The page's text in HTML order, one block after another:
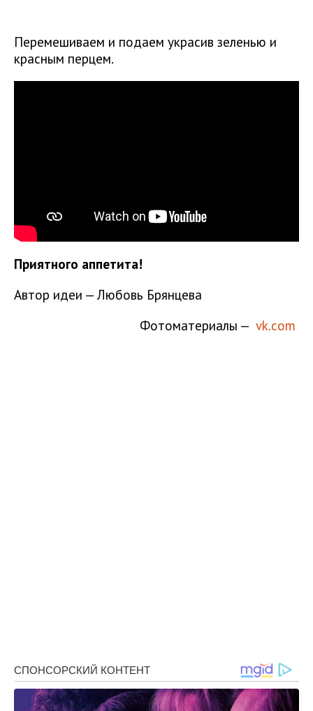
Перемешиваем и подаем украсив зеленью и
красным перцем.
Приятного аппетита!
Автор идеи — Любовь Брянцева
Фотоматериалы — vk.com